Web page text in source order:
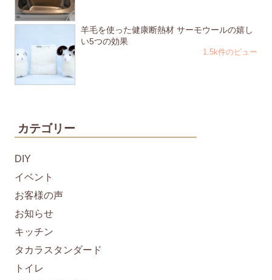
羊毛を使った健康断熱材 サーモウールの嬉し
い5つの効果
1.5k件のビュー
カテゴリー
DIY
イベント
お客様の声
お知らせ
キッチン
タカラスタンダード
トイレ